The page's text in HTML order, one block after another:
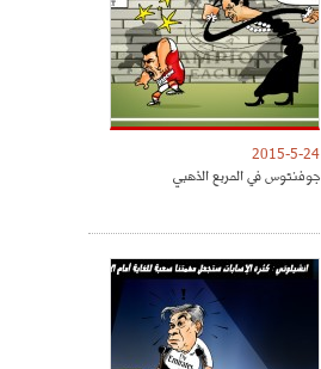
2015-5-24
جوفنتوس في المربع الذهبي